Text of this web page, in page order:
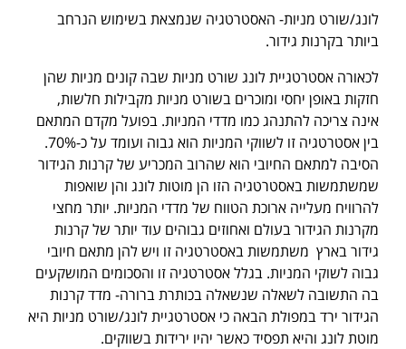
לונג/שורט מניות- האסטרטגיה שנמצאת בשימוש הנרחב
ביותר בקרנות גידור.
לכאורה אסטרטגיית לונג שורט מניות שבה קונים מניות שהן
חזקות באופן יחסי ומוכרים בשורט מניות מקבילות חלשות,
אינה צריכה להתנהג כמו מדדי המניות. בפועל מקדם המתאם
בין אסטרטגיה זו לשווקי המניות הוא גבוה ועומד על כ-70%.
הסיבה למתאם החיובי הוא שהרוב המכריע של קרנות הגידור
שמשתמשות באסטרטגיה הזו הן מוטות לונג והן שואפות
להרוויח מעלייה ארוכת הטווח של מדדי המניות. יותר מחצי
מקרנות הגידור בעולם ואחוזים גבוהים עוד יותר של קרנות
גידור בארץ משתמשות באסטרטגיה זו ויש להן מתאם חיובי
גבוה לשוקי המניות. בגלל אסטרטגיה זו והסכומים המושקעים
בה התשובה לשאלה שנשאלה בכותרת ברורה- מדד קרנות
הגידור ירד במפולת הבאה כי אסטרטגיית לונג/שורט מניות היא
מוטת לונג והיא תפסיד כאשר יהיו ירידות בשווקים.